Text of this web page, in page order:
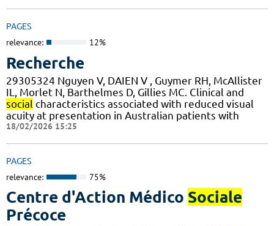
PAGES
relevance: 12%
Recherche
29305324 Nguyen V, DAIEN V , Guymer RH, McAllister
IL, Morlet N, Barthelmes D, Gillies MC. Clinical and
social characteristics associated with reduced visual
acuity at presentation in Australian patients with
18/02/2026 15:25
PAGES
relevance: 75%
Centre d'Action Médico Sociale
Précoce